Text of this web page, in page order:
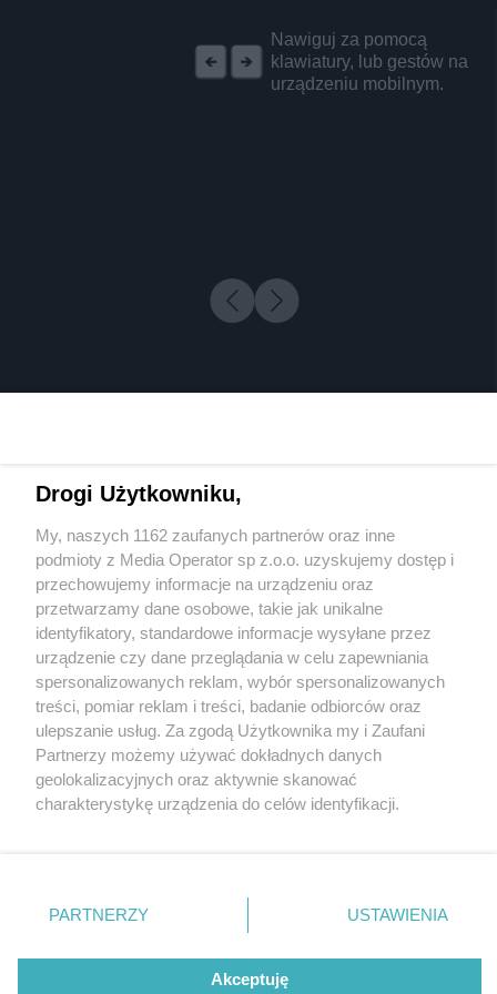
Nawiguj za pomocą
klawiatury, lub gestów na
urządzeniu mobilnym.
1 / 0
Wydawca mediów lokalnych
Nie zapomnij
zapoznać się z:
polityką prywatności
Twojemiasto
Piekary Śląskie
Chorzów
Tarnowskie Góry
Gliwice
Skontakuj sięz nami
Kontakt
Redakcja
Newsletter
Drogi Użytkowniku,
My, naszych 1162 zaufanych partnerów oraz inne
podmioty z Media Operator sp z.o.o. uzyskujemy dostęp i
przechowujemy informacje na urządzeniu oraz
przetwarzamy dane osobowe, takie jak unikalne
identyfikatory, standardowe informacje wysyłane przez
urządzenie czy dane przeglądania w celu zapewniania
spersonalizowanych reklam, wybór spersonalizowanych
treści, pomiar reklam i treści, badanie odbiorców oraz
ulepszanie usług. Za zgodą Użytkownika my i Zaufani
Partnerzy możemy używać dokładnych danych
geolokalizacyjnych oraz aktywnie skanować
charakterystykę urządzenia do celów identyfikacji.
zmienić/wycofać klikając przycisk ustawień prywatności
znajdujący się w lewym dolnym rogu strony
rodzaje przetwarzania danych nie wymagają zgody
użytkownika, ale masz prawo sprzeciwić się takiemu
PARTNERZY USTAWIENIA
Akceptuję